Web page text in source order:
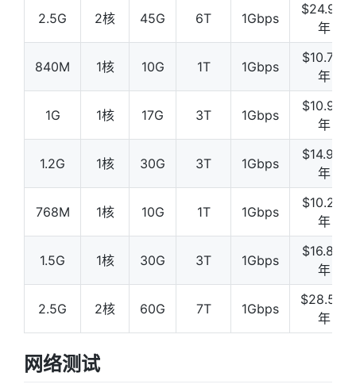
2.5G 2核 45G 6T 1Gbps
$24.98/
年
840M 1核 10G 1T 1Gbps
$10.78/
年
1G 1核 17G 3T 1Gbps
$10.98/
年
1.2G 1核 30G 3T 1Gbps
$14.98/
年
768M 1核 10G 1T 1Gbps
$10.28/
年
1.5G 1核 30G 3T 1Gbps
$16.88/
年
2.5G 2核 60G 7T 1Gbps
$28.55/
年
网络测试